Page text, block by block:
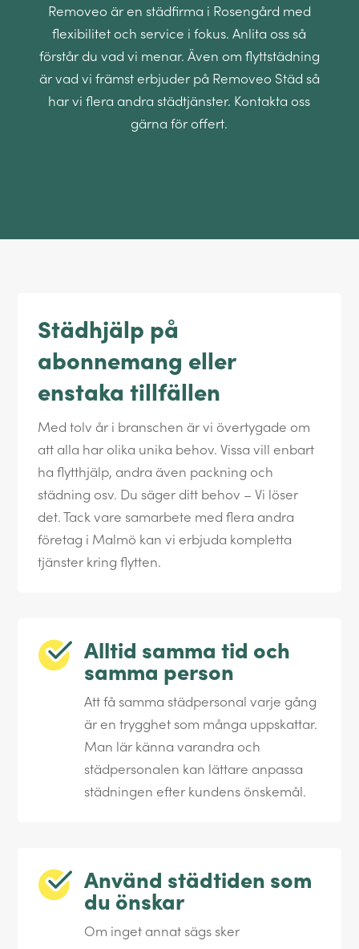
Removeo är en städfirma i Rosengård med
flexibilitet och service i fokus. Anlita oss så
förstår du vad vi menar. Även om flyttstädning
är vad vi främst erbjuder på Removeo Städ så
har vi flera andra städtjänster. Kontakta oss
gärna för offert.
Städhjälp på
abonnemang eller
enstaka tillfällen
Med tolv år i branschen är vi övertygade om
att alla har olika unika behov. Vissa vill enbart
ha flytthjälp, andra även packning och
städning osv. Du säger ditt behov – Vi löser
det. Tack vare samarbete med flera andra
företag i Malmö kan vi erbjuda kompletta
tjänster kring flytten.
Alltid samma tid och
samma person
Att få samma städpersonal varje gång
är en trygghet som många uppskattar.
Man lär känna varandra och
städpersonalen kan lättare anpassa
städningen efter kundens önskemål.
Använd städtiden som
du önskar
Om inget annat sägs sker